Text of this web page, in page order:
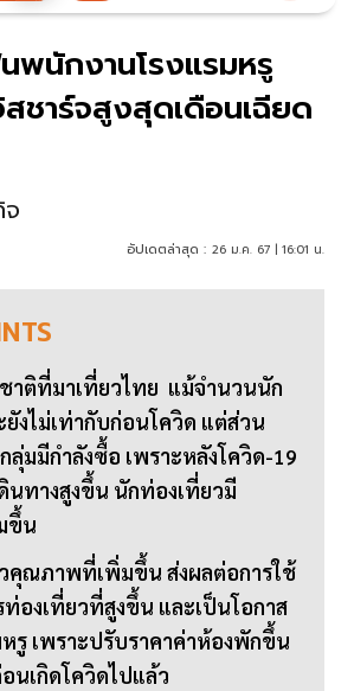
พนักงานโรงแรมหรู
ชาร์จสูงสุดเดือนเฉียด
อัปเดตล่าสุด : 26 ม.ค. 67 | 16:01 น.
าติที่มาเที่ยวไทย แม้จำนวนนัก
ยังไม่เท่ากับก่อนโควิด แต่ส่วน
ลุ่มมีกำลังซื้อ เพราะหลังโควิด-19
นทางสูงขึ้น นักท่องเที่ยวมี
ขึ้น
คุณภาพที่เพิ่มขึ้น ส่งผลต่อการใช้
องเที่ยวที่สูงขึ้น และเป็นโอกาส
หรู เพราะปรับราคาค่าห้องพักขึ้น
นเกิดโควิดไปแล้ว